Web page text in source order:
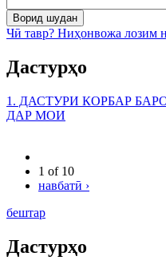
Чӣ тавр? Ниҳонвожа лозим
Дастурҳо
1. ДАСТУРИ КОРБАР
ДАР МОИ
1 of 10
навбатӣ ›
бештар
Дастурҳо